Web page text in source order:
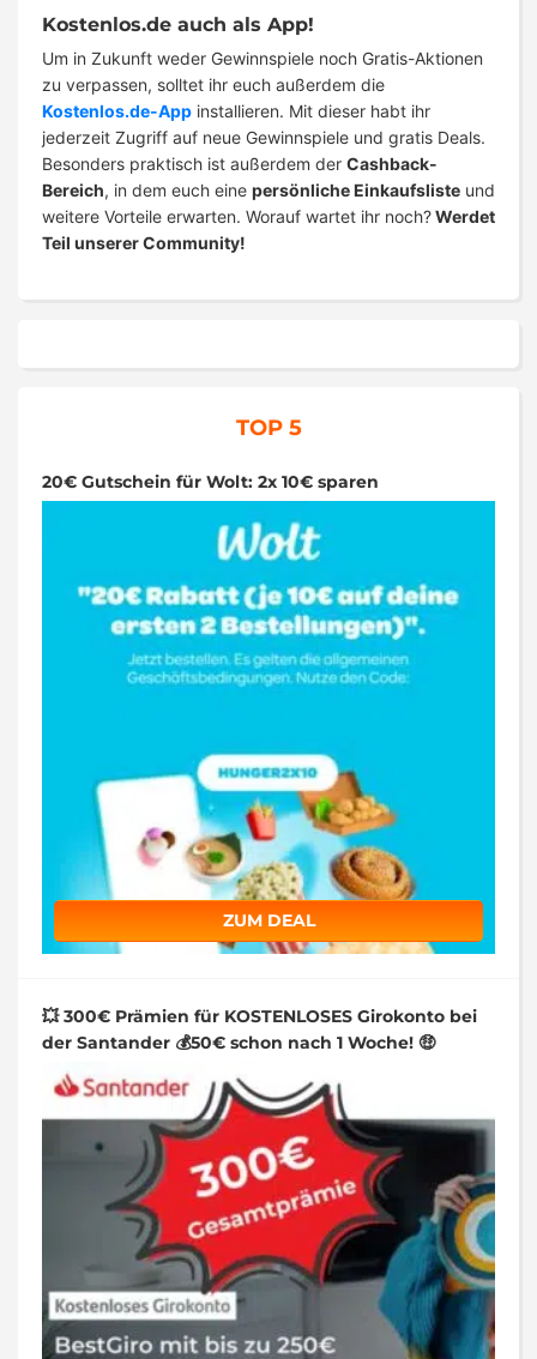
Kostenlos.de auch als App!
Um in Zukunft weder Gewinnspiele noch Gratis-Aktionen
zu verpassen, solltet ihr euch außerdem die
Kostenlos.de-App installieren. Mit dieser habt ihr
jederzeit Zugriff auf neue Gewinnspiele und gratis Deals.
Besonders praktisch ist außerdem der Cashback-
Bereich, in dem euch eine persönliche Einkaufsliste und
weitere Vorteile erwarten. Worauf wartet ihr noch?Werdet
Teil unserer Community!
TOP 5
20€ Gutschein für Wolt: 2x 10€ sparen
ZUM DEAL
💥 300€ Prämien für KOSTENLOSES Girokonto bei
der Santander 💰50€ schon nach 1 Woche! 🤑